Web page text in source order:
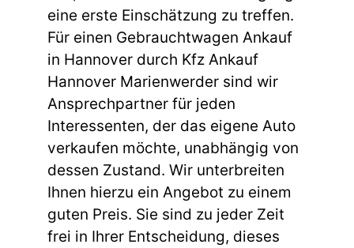
eine erste Einschätzung zu treffen.
Für einen Gebrauchtwagen Ankauf
in Hannover durch Kfz Ankauf
Hannover Marienwerder sind wir
Ansprechpartner für jeden
Interessenten, der das eigene Auto
verkaufen möchte, unabhängig von
dessen Zustand. Wir unterbreiten
Ihnen hierzu ein Angebot zu einem
guten Preis. Sie sind zu jeder Zeit
frei in Ihrer Entscheidung, dieses